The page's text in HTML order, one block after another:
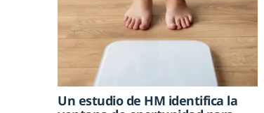
Un estudio de HM identifica la